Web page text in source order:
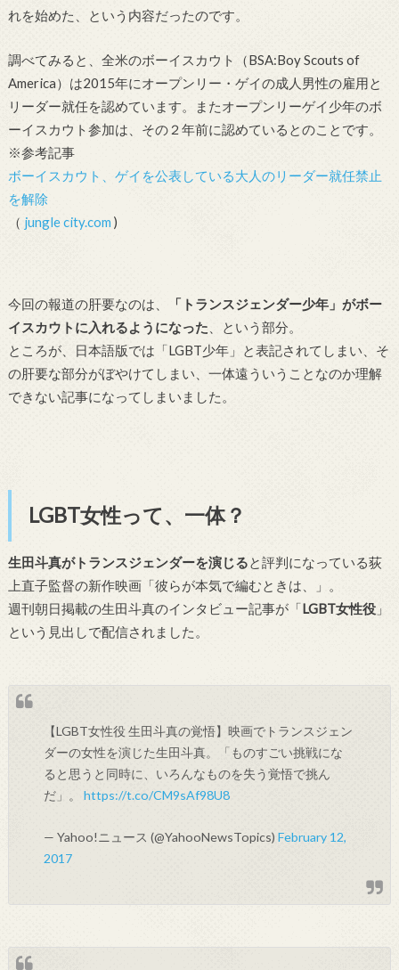
れを始めた、という内容だったのです。
調べてみると、全米のボーイスカウト（BSA:Boy Scouts of
America）は2015年にオープンリー・ゲイの成人男性の雇用と
リーダー就任を認めています。またオープンリーゲイ少年のボ
ーイスカウト参加は、その２年前に認めているとのことです。
※参考記事
ボーイスカウト、ゲイを公表している大人のリーダー就任禁止
を解除
（ jungle city.com )
今回の報道の肝要なのは、
「トランスジェンダー少年」がボー
イスカウトに入れるようになった 、という部分。
ところが、日本語版では「LGBT少年」と表記されてしまい、そ
の肝要な部分がぼやけてしまい、一体遠ういうことなのか理解
できない記事になってしまいました。
LGBT女性って、一体？
生田斗真がトランスジェンダーを演じると評判になっている荻
上直子監督の新作映画「彼らが本気で編むときは、」。
週刊朝日掲載の生田斗真のインタビュー記事が「LGBT女性役」
という見出しで配信されました。
【LGBT女性役 生田斗真の覚悟】映画でトランスジェン
ダーの女性を演じた生田斗真。「ものすごい挑戦にな
ると思うと同時に、いろんなものを失う覚悟で挑ん
だ」。https://t.co/CM9sAf98U8
— Yahoo!ニュース (@YahooNewsTopics)February 12,
2017